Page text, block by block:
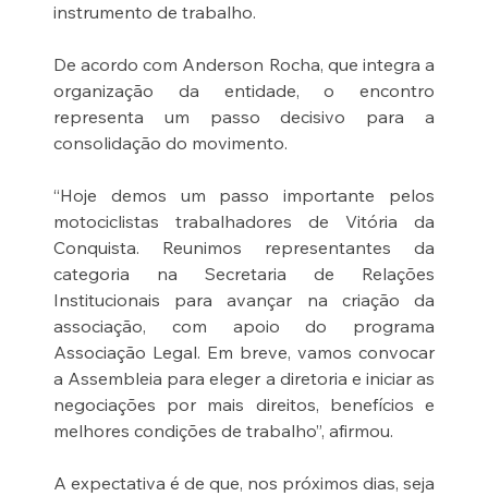
instrumento de trabalho.
De acordo com Anderson Rocha, que integra a
organização da entidade, o encontro
representa um passo decisivo para a
consolidação do movimento.
“Hoje demos um passo importante pelos
motociclistas trabalhadores de Vitória da
Conquista. Reunimos representantes da
categoria na Secretaria de Relações
Institucionais para avançar na criação da
associação, com apoio do programa
Associação Legal. Em breve, vamos convocar
a Assembleia para eleger a diretoria e iniciar as
negociações por mais direitos, benefícios e
melhores condições de trabalho”, afirmou.
A expectativa é de que, nos próximos dias, seja